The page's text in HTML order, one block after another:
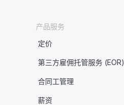
产品服务
定价
第三方雇佣托管服务 (EOR)
合同工管理
薪资